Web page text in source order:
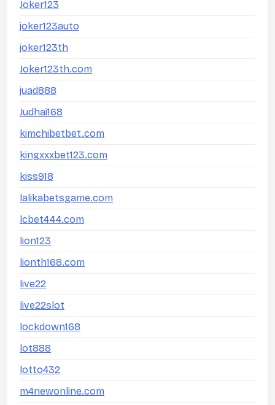
Joker123
joker123auto
joker123th
Joker123th.com
juad888
Judhai168
kimchibetbet.com
kingxxxbet123.com
kiss918
lalikabetsgame.com
lcbet444.com
lion123
lionth168.com
live22
live22slot
lockdown168
lot888
lotto432
m4newonline.com